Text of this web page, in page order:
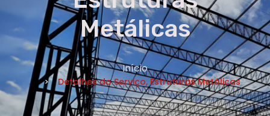
E-MAIL *
TELEFONE *
CIDADE *